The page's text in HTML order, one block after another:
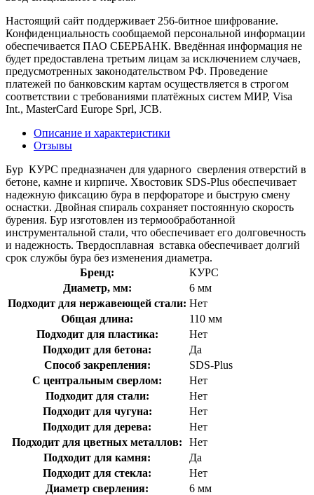
Настоящий сайт поддерживает 256-битное шифрование.
Конфиденциальность сообщаемой персональной информации
обеспечивается ПАО СБЕРБАНК. Введённая информация не
будет предоставлена третьим лицам за исключением случаев,
предусмотренных законодательством РФ. Проведение
платежей по банковским картам осуществляется в строгом
соответствии с требованиями платёжных систем МИР, Visa
Int., MasterCard Europe Sprl, JCB.
Описание и характеристики
Отзывы
Бур КУРС предназначен для ударного сверления отверстий в
бетоне, камне и кирпиче. Хвостовик SDS-Plus обеспечивает
надежную фиксацию бура в перфораторе и быструю смену
оснастки. Двойная спираль сохраняет постоянную скорость
бурения. Бур изготовлен из термообработанной
инструментальной стали, что обеспечивает его долговечность
и надежность. Твердосплавная вставка обеспечивает долгий
срок службы бура без изменения диаметра.
Бренд:
КУРС
Диаметр, мм:
6 мм
Подходит для нержавеющей стали: Нет
Общая длина:
110 мм
Подходит для пластика:
Нет
Подходит для бетона:
Да
Способ закрепления:
SDS-Plus
С центральным сверлом:
Нет
Подходит для стали:
Нет
Подходит для чугуна:
Нет
Подходит для дерева:
Нет
Подходит для цветных металлов:
Нет
Подходит для камня:
Да
Подходит для стекла:
Нет
Диаметр сверления:
6 мм